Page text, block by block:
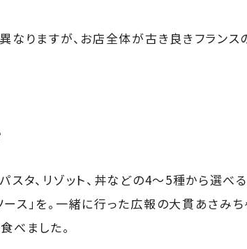
なりますが、お店全体が古き良きフランス
スタ、リゾット、丼などの4〜5種から選べ
ス」を。一緒に行った広報の大貫あさみち
べました。